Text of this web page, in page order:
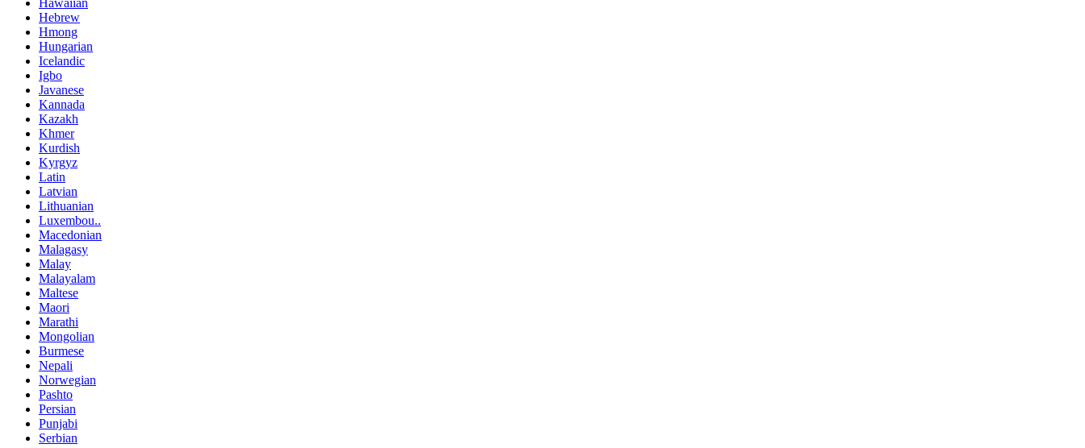
Hawaiian
Hebrew
Hmong
Hungarian
Icelandic
Igbo
Javanese
Kannada
Kazakh
Khmer
Kurdish
Kyrgyz
Latin
Latvian
Lithuanian
Luxembou..
Macedonian
Malagasy
Malay
Malayalam
Maltese
Maori
Marathi
Mongolian
Burmese
Nepali
Norwegian
Pashto
Persian
Punjabi
Serbian